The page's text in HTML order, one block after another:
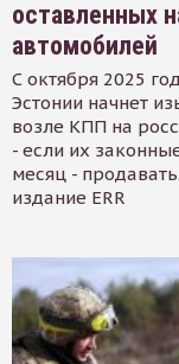
оставленных
автомобилей
С октября 2025
Эстонии начнет
возле КПП на
- если их
месяц -
издание ERR